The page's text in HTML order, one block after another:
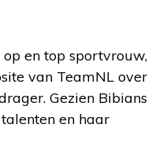
en top sportvrouw,
van TeamNL over
Gezien Bibians
en haar